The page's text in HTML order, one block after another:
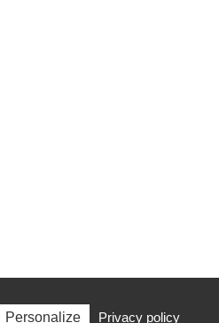
Personalize Privacy policy